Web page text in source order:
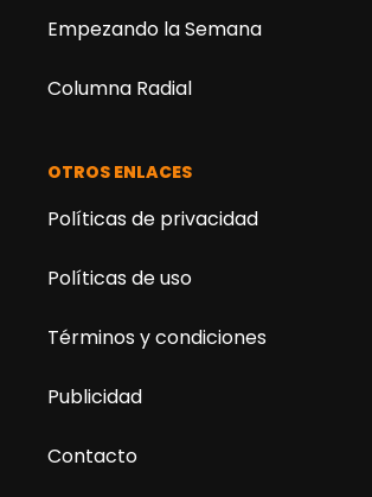
Empezando la Semana
Columna Radial
OTROS ENLACES
Políticas de privacidad
Políticas de uso
Términos y condiciones
Publicidad
Contacto